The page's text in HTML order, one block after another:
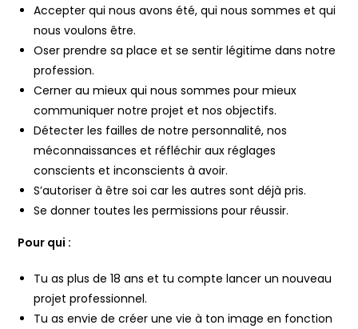
Accepter qui nous avons été, qui nous sommes et qui
nous voulons être.
Oser prendre sa place et se sentir légitime dans notre
profession.
Cerner au mieux qui nous sommes pour mieux
communiquer notre projet et nos objectifs.
Détecter les failles de notre personnalité, nos
méconnaissances et réfléchir aux réglages
conscients et inconscients à avoir.
S’autoriser à être soi car les autres sont déjà pris.
Se donner toutes les permissions pour réussir.
Pour qui :
Tu as plus de 18 ans et tu compte lancer un nouveau
projet professionnel.
Tu as envie de créer une vie à ton image en fonction